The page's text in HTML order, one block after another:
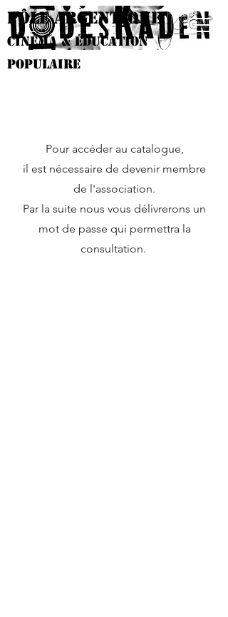
PÔLE argentique
Cinéma & éducation
populaire
Pour accéder au catalogue,
il est nécessaire de devenir membre
de l'association.
Par la suite nous vous délivrerons un
mot de passe qui permettra la
consultation.